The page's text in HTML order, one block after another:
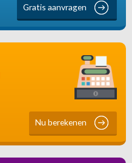
Gratis aanvragen
Nu berekenen